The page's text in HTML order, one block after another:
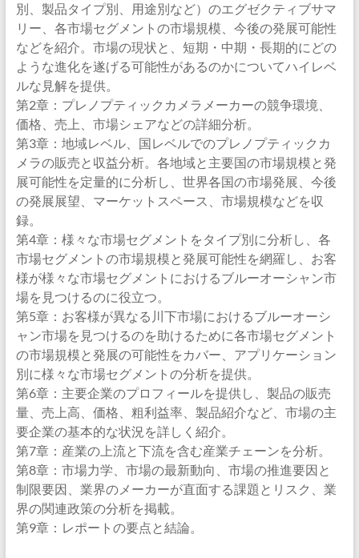
別、製品タイプ別、用途別など）のエグゼクティブサマ
リー、各市場セグメントの市場規模、今後の発展可能性
などを紹介。市場の現状と、短期・中期・長期的にどの
ような進化を遂げる可能性があるのかについてハイレベ
ルな見解を提供。
第2章：プレノプティックカメラメーカーの競争環境、
価格、売上、市場シェアなどの詳細分析。
第3章：地域レベル、国レベルでのプレノプティックカ
メラの販売と収益分析。各地域と主要国の市場規模と発
展可能性を定量的に分析し、世界各国の市場発展、今後
の発展展望、マーケットスペース、市場規模などを収
録。
第4章：様々な市場セグメントをタイプ別に分析し、各
市場セグメントの市場規模と発展可能性を網羅し、お客
様が様々な市場セグメントにおけるブルーオーシャン市
場を見つけるのに役立つ。
第5章：お客様が異なる川下市場におけるブルーオーシ
ャン市場を見つけるのを助けるために各市場セグメント
の市場規模と発展の可能性をカバー、アプリケーション
別に様々な市場セグメントの分析を提供。
第6章：主要企業のプロフィールを提供し、製品の販売
量、売上高、価格、粗利益率、製品紹介など、市場の主
要企業の基本的な状況を詳しく紹介。
第7章：産業の上流と下流を含む産業チェーンを分析。
第8章：市場力学、市場の最新動向、市場の推進要因と
制限要因、業界のメーカーが直面する課題とリスク、業
界の関連政策の分析を掲載。
第9章：レポートの要点と結論。